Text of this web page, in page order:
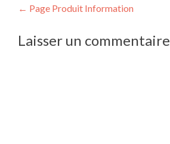
Navigation
de
l’article
← Page Produit Information
Laisser un commentaire